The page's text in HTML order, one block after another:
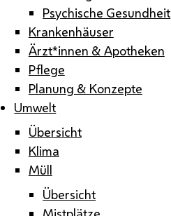
Psychische Gesundheit
Krankenhäuser
Ärzt*innen & Apotheken
Pflege
Planung & Konzepte
Umwelt
Übersicht
Klima
Müll
Übersicht